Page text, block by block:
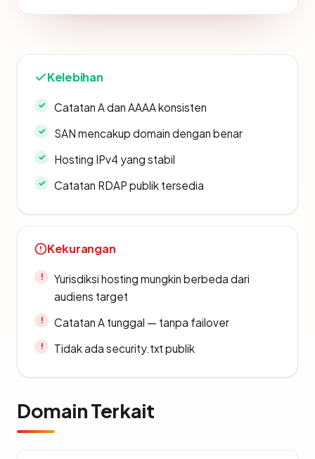
Kelebihan
Catatan A dan AAAA konsisten
SAN mencakup domain dengan benar
Hosting IPv4 yang stabil
Catatan RDAP publik tersedia
Kekurangan
Yurisdiksi hosting mungkin berbeda dari
audiens target
Catatan A tunggal — tanpa failover
Tidak ada security.txt publik
Domain Terkait